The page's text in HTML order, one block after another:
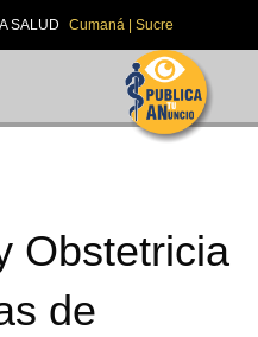
SALUD Cumaná | Sucre
Obstetricia
de